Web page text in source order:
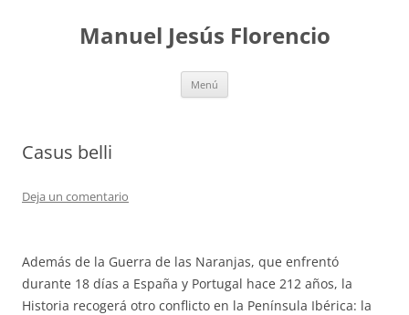
contenidoManuel Jesús Florencio
Menú
Casus belli
Deja un comentario
Además de la Guerra de las Naranjas, que enfrentó
durante 18 días a España y Portugal hace 212 años, la
Historia recogerá otro conflicto en la Península Ibérica: la